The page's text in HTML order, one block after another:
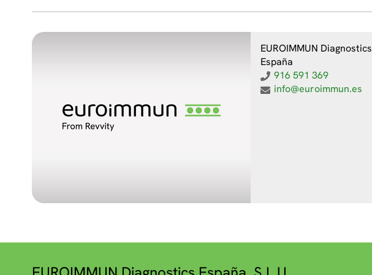
EUROIMMUN Diagnostics
España
916 591 369
info@euroimmun.es